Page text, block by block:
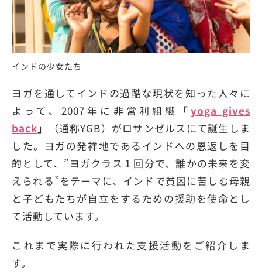
インドの少女たち
ヨガを通してインドの過酷な現状を知った人々に
よって、2007年に非営利組織 「 yoga gives
back」
（通称YGB）がロサンゼルスにて誕生しま
した。ヨガの発祥地であるインドへの恩返しを目
的として、”ヨガクラス１回分で、誰かの未来を変
えられる”をテーマに、インドで貧困に苦しむ母親
と子どもたちが自立をするための援助を使命とし
て活動しています。
これまで実際に行われた支援活動をご紹介しま
す。